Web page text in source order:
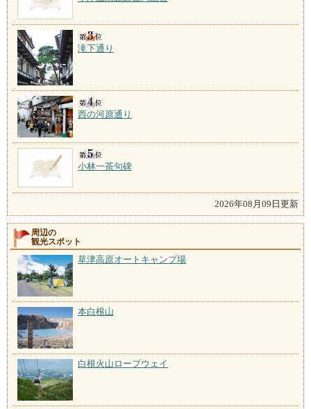
滝下通り
西の河原通り
小林一茶句碑
2026年08月09日更新
周辺の
観光スポット
草津高原オートキャンプ場
本白根山
白根火山ロープウェイ